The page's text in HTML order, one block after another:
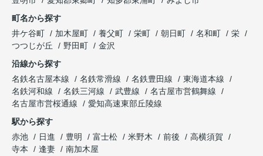
町名から探す
井ケ谷町
加木屋町 養父町 栄町 朝日町 名和町
栄
つつじが丘
野田町
金沢
沿線から探す
名鉄名古屋本線
名鉄常滑線 名鉄豊田線
東海道本線
名鉄河和線
名鉄三河線 武豊線
名古屋市営鶴舞線
名古屋市営桜通線
愛知高速東部丘陵線
駅から探す
赤池
日進 豊明 富士松 米野木 前後
高横須賀
寺本
逢妻 南加木屋